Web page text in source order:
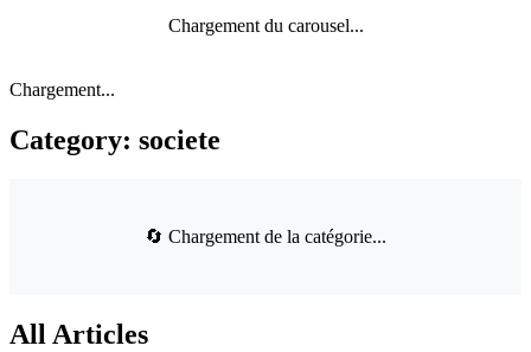
Chargement du carousel...
Chargement...
Category: societe
🔄 Chargement de la catégorie...
AllArticles